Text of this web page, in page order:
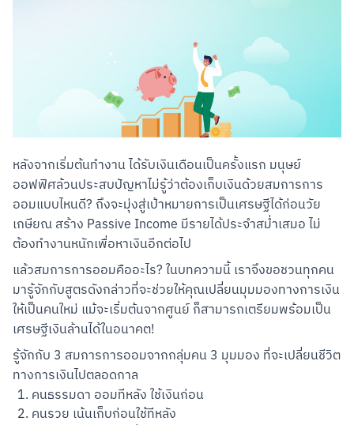
หลังจากเริ่มต้นทำงาน ได้รับเงินเดือนเป็นครั้งแรก มนุษย์
ออฟฟิศล้วนประสบปัญหาไม่รู้ว่าต้องเก็บเงินด้วยสมการการ
ออมแบบไหนดี? ถึงจะมุ่งสู่เป้าหมายการเป็นเศรษฐีได้ก่อนวัย
เกษียณ สร้าง Passive Income มีรายได้ประจำสม่ำเสมอ ไม่
ต้องทำงานหนักเพื่อหาเงินอีกต่อไป
แล้วสมการการออมคืออะไร? ในบทความนี้ เราจึงขอชวนทุกคน
มารู้จักกับสูตรดังกล่าวที่จะช่วยให้คุณเปลี่ยนมุมมองทางการเงิน
ให้เป็นคนใหม่ แม้จะเริ่มต้นจากศูนย์ ก็สามารถเตรียมพร้อมเป็น
เศรษฐีเงินล้านได้ในอนาคต!
รู้จักกับ 3 สมการการออมจากกลุ่มคน 3 มุมมอง ที่จะเปลี่ยนชีวิต
ทางการเงินไปตลอดกาล
คนธรรมดา ออมทีหลัง ใช้เงินก่อน
คนรวย เน้นเก็บก่อนใช้ทีหลัง